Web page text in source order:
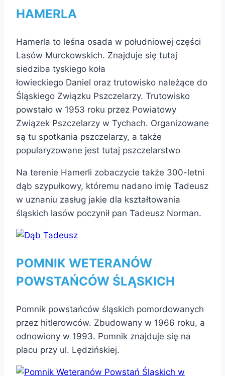
HAMERLA
Hamerla to leśna osada w południowej części
Lasów Murckowskich. Znajduje się tutaj
siedziba tyskiego koła
łowieckiego Daniel oraz trutowisko należące do
Śląskiego Związku Pszczelarzy. Trutowisko
powstało w 1953 roku przez Powiatowy
Związek Pszczelarzy w Tychach. Organizowane
są tu spotkania pszczelarzy, a także
popularyzowane jest tutaj pszczelarstwo
Na terenie Hamerli zobaczycie także 300-letni
dąb szypułkowy, któremu nadano imię Tadeusz
w uznaniu zasług jakie dla kształtowania
śląskich lasów poczynił pan Tadeusz Norman.
POMNIK WETERANÓW
POWSTAŃCÓW ŚLĄSKICH
Pomnik powstańców śląskich pomordowanych
przez hitlerowców. Zbudowany w 1966 roku, a
odnowiony w 1993. Pomnik znajduje się na
placu przy ul. Lędzińskiej.